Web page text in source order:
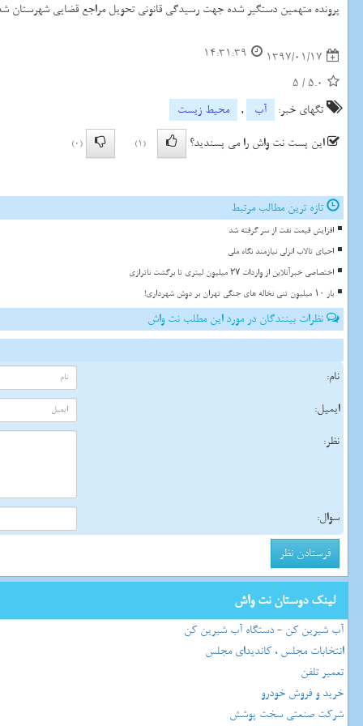
پرونده متهمین دستگیر شده جهت رسیدگی قانونی تحویل مراجع قضایی شهرستان
1397/01/17
14:31:39
5.0
/
5
تگهای خبر:
آب ,
محیط زیست
این پست نت واش را می پسندید؟
(1)
(0)
تازه ترین مطالب مرتبط
افزایش قیمت نفت از سر گرفته شد
احیای تالاب انزلی نیازمند نگاه ملی
اختصاصی خبرآنلاین از واردات ۲۷ میلیون لیتری تا برگشت ناترازی
بار ۱۰ میلیون تنی نخاله های جنگی تهران بر دوش شهرداری!
نظرات بینندگان در مورد این مطلب نت واش
نام:
ایمیل:
نظر:
سوال:
لینک دوستان نت واش
آب شیرین کن - دستگاه آب شیرین کن
انتخابات مجلس ، کاندیدای مجلس
تعمیر تلفن
خرید و فروش خودرو
شرکت صنعتی سخت پوشش